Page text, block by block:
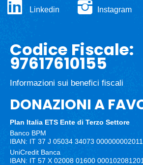
Linkedin Instagram
Codice Fiscale:
97617610155
Informazioni sui benefici fiscali
DONAZIONI A
Plan Italia ETS Ente di Terzo Settore
Banco BPM
IBAN: IT 37 J 05034 34073 000000002011
UniCredit Banca
IBAN: IT 57 X 02008 01600 000102081201